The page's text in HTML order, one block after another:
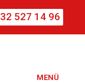
527 14 96
MENÜ